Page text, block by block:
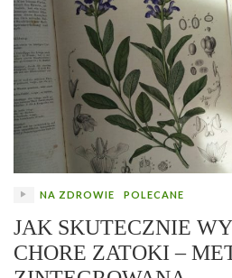
NA ZDROWIE POLECANE
JAK SKUTECZNIE
CHORE ZATOKI –